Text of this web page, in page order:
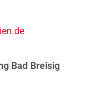
Bad Breisig